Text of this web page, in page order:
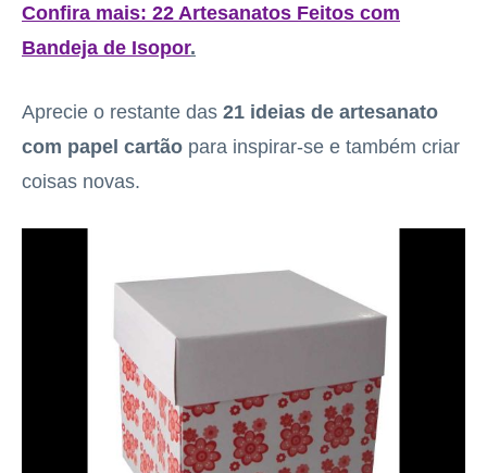
Confira mais: 22 Artesanatos Feitos com
Bandeja de Isopor.
Aprecie o restante das 21 ideias de artesanato
com papel cartão para inspirar-se e também criar
coisas novas.